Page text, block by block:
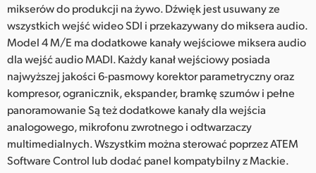
mikserów do produkcji na żywo. Dźwięk jest usuwany ze
wszystkich wejść wideo SDI i przekazywany do miksera audio.
Model 4 M/E ma dodatkowe kanały wejściowe miksera audio
dla wejść audio MADI. Każdy kanał wejściowy posiada
najwyższej jakości 6-pasmowy korektor parametryczny oraz
kompresor, ogranicznik, ekspander, bramkę szumów i pełne
panoramowanie Są też dodatkowe kanały dla wejścia
analogowego, mikrofonu zwrotnego i odtwarzaczy
multimedialnych. Wszystkim można sterować poprzez ATEM
Software Control lub dodać panel kompatybilny z Mackie.